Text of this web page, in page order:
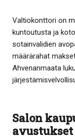
Valtiokonttori on
kuntoutusta ja
sotainvalidien
määrärahat
Ahvenanmaata
Salon
avustukset